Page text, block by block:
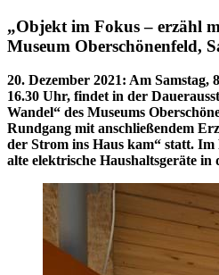
„Objekt im Fokus – erzähl
Museum Oberschönenfeld,
20. Dezember 2021: Am Samstag,
16.30 Uhr, findet in der
Wandel“ des Museums
Rundgang mit anschließendem
der Strom ins Haus kam“ statt.
alte elektrische Haushaltsgeräte in